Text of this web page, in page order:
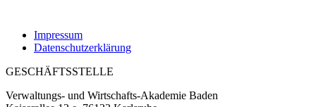
Impressum
Datenschutzerklärung
GESCHÄFTSSTELLE
Verwaltungs- und Wirtschafts-Akademie Baden